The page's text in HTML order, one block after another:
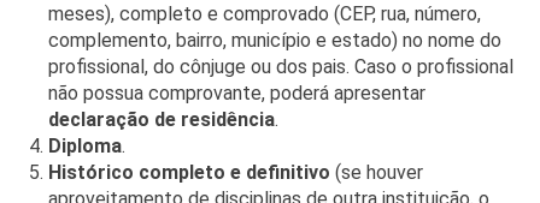
meses), completo e comprovado (CEP, rua, número,
complemento, bairro, município e estado) no nome do
profissional, do cônjuge ou dos pais. Caso o profissional
não possua comprovante, poderá apresentar
declaração de residência.
Diploma.
Histórico completo e definitivo (se houver